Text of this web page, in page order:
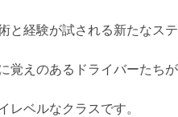
と経験が試される新たなステ
覚えのあるドライバーたち
レベルなクラスです。